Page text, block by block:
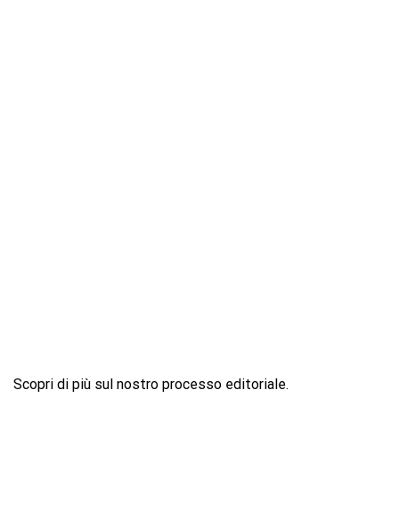
Scopri di più sul nostro processo editoriale.